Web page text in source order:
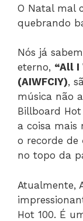
O Natal mal
quebrando
Nós já
eterno, “All I
(AIWFCIY),
música não
Billboard Hot
a coisa mais
o recorde de
no topo da
Atualmente,
Hot 100. É